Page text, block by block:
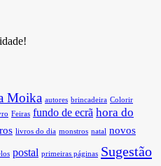
Moika autores brincadeira Colorir
Feiras fundo de ecrã hora do
livros do dia monstros natal novos
postal primeiras páginas Sugestão